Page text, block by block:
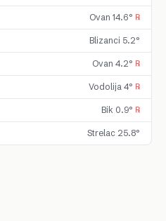
Ovan 14.6° ℞
Blizanci 5.2°
Ovan 4.2° ℞
Vodolija 4° ℞
Bik 0.9° ℞
Strelac 25.8°